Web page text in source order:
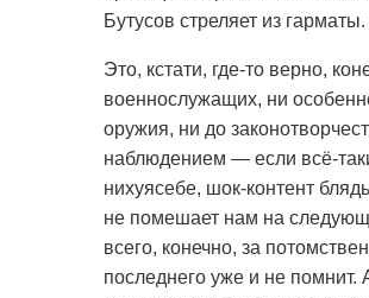
Бутусов стреляет из
Это, кстати, где-то верно,
военнослужащих, ни
оружия, ни до
наблюдением — если всё-
нихуясебе, шок-контент
не помешает нам на
всего, конечно, за
последнего уже и не помнит.